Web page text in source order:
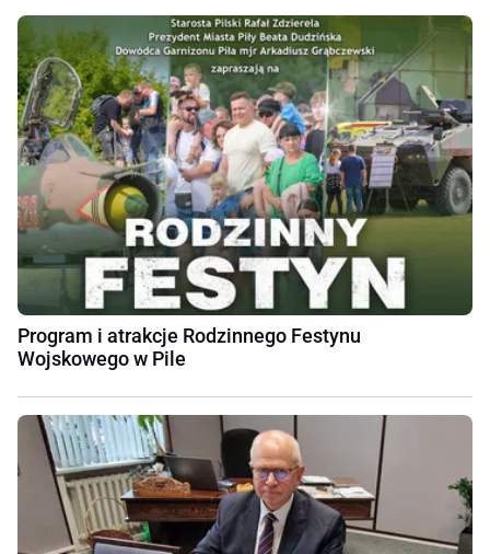
Program i atrakcje Rodzinnego Festynu
Wojskowego w Pile